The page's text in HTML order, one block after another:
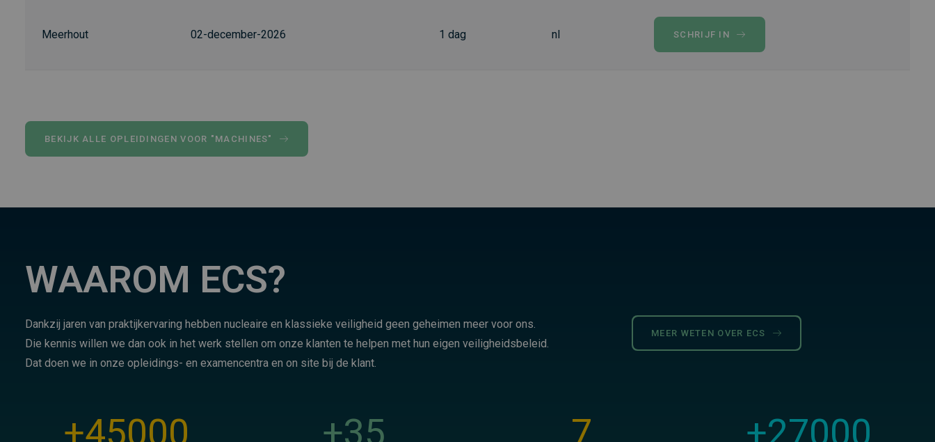
Meerhout 02-december-2026 1 dag nl SCHRIJF IN
BEKIJK ALLE OPLEIDINGEN VOOR "MACHINES"
WAAROM ECS?
Dankzij jaren van praktijkervaring hebben nucleaire en klassieke veiligheid geen geheimen meer voor ons.
Die kennis willen we dan ook in het werk stellen om onze klanten te helpen met hun eigen veiligheidsbeleid.
Dat doen we in onze opleidings- en examencentra en on site bij de klant.
MEER WETEN OVER ECS
+45000 +35 7 +27000